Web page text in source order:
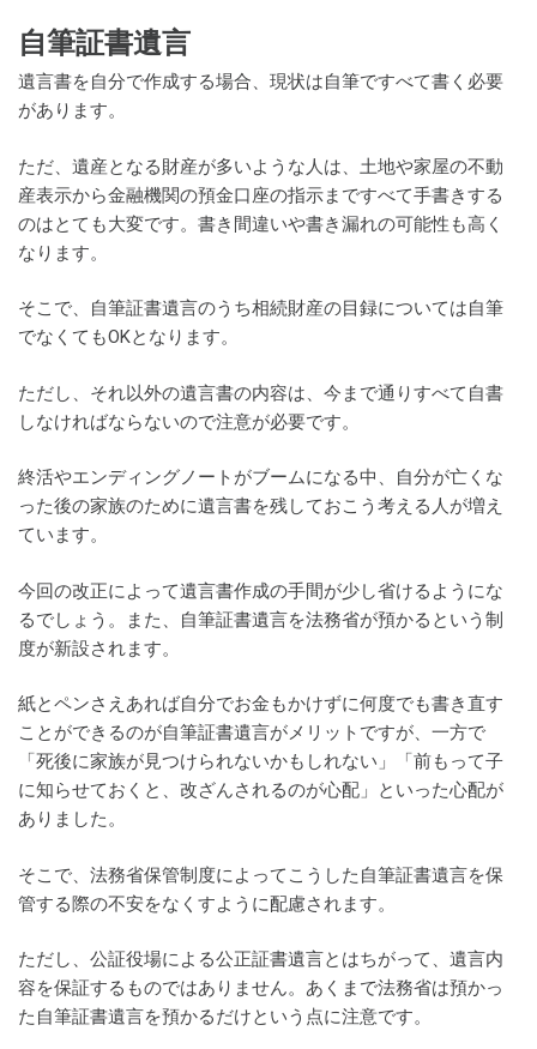
自筆証書遺言
遺言書を自分で作成する場合、現状は自筆ですべて書く必要
があります。
ただ、遺産となる財産が多いような人は、土地や家屋の不動
産表示から金融機関の預金口座の指示まですべて手書きする
のはとても大変です。書き間違いや書き漏れの可能性も高く
なります。
そこで、自筆証書遺言のうち相続財産の目録については自筆
でなくてもOKとなります。
ただし、それ以外の遺言書の内容は、今まで通りすべて自書
しなければならないので注意が必要です。
終活やエンディングノートがブームになる中、自分が亡くな
った後の家族のために遺言書を残しておこう考える人が増え
ています。
今回の改正によって遺言書作成の手間が少し省けるようにな
るでしょう。また、自筆証書遺言を法務省が預かるという制
度が新設されます。
紙とペンさえあれば自分でお金もかけずに何度でも書き直す
ことができるのが自筆証書遺言がメリットですが、一方で
「死後に家族が見つけられないかもしれない」「前もって子
に知らせておくと、改ざんされるのが心配」といった心配が
ありました。
そこで、法務省保管制度によってこうした自筆証書遺言を保
管する際の不安をなくすように配慮されます。
ただし、公証役場による公正証書遺言とはちがって、遺言内
容を保証するものではありません。あくまで法務省は預かっ
た自筆証書遺言を預かるだけという点に注意です。